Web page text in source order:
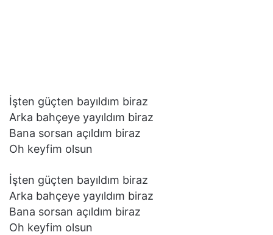
İşten güçten bayıldım biraz
Arka bahçeye yayıldım biraz
Bana sorsan açıldım biraz
Oh keyfim olsun
İşten güçten bayıldım biraz
Arka bahçeye yayıldım biraz
Bana sorsan açıldım biraz
Oh keyfim olsun